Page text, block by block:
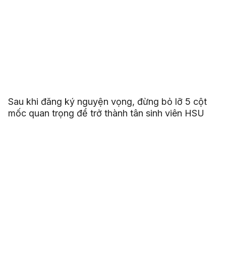
Sau khi đăng ký nguyện vọng, đừng bỏ lỡ 5 cột
mốc quan trọng để trở thành tân sinh viên HSU